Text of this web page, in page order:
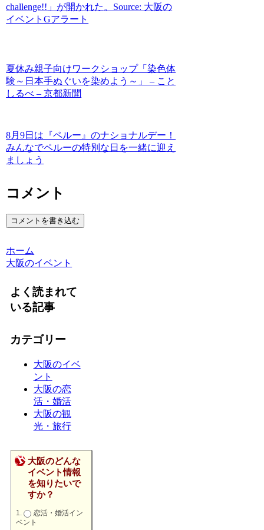
challenge!!」が開かれた。Source: 大阪の
イベントGアラート
夏休み親子向けワークショップ「染色体
験～日本手ぬぐいを染めよう～」 – こと
しるべ – 京都新聞
8月9日は『ペルー』のナショナルデー！
みんなでペルーの特別な日を一緒に迎え
ましょう
コメント
コメントを書き込む
ホーム
大阪のイベント
よく読まれて
いる記事
カテゴリー
大阪のイベ
ント
大阪の恋
活・婚活
大阪の観
光・旅行
大阪のどんな
イベント情報
を知りたいで
すか？
恋活・婚活イン
ベント